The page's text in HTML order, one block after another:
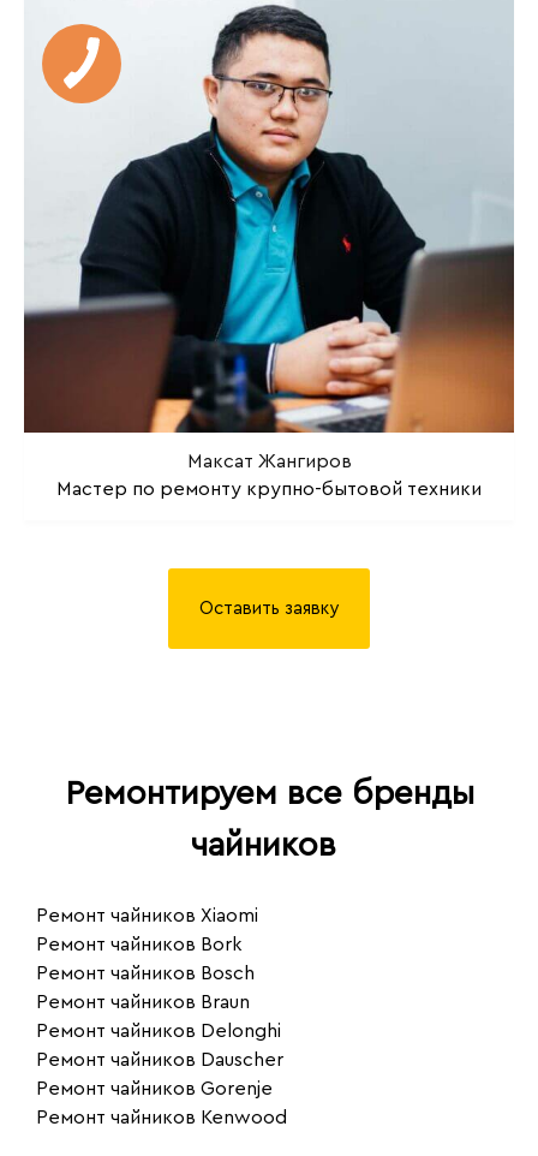
Максат Жангиров
Мастер по ремонту крупно-бытовой техники
Оставить заявку
Ремонтируем все бренды
чайников
Ремонт чайников Xiaomi
Ремонт чайников Bork
Ремонт чайников Bosch
Ремонт чайников Braun
Ремонт чайников Delonghi
Ремонт чайников Dauscher
Ремонт чайников Gorenje
Ремонт чайников Kenwood